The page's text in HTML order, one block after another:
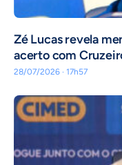
Zé Lucas revela
acerto com
28/07/2026 · 17h57